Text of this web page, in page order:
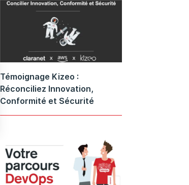
Témoignage Kizeo :
Réconciliez Innovation,
Conformité et Sécurité